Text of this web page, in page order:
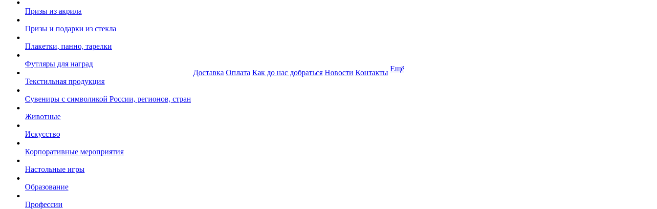
Призы из акрила
Призы и подарки из стекла
Плакетки, панно, тарелки
Футляры для наград
Текстильная продукция
Сувениры с символикой России, регионов, стран
Животные
Искусство
Корпоративные мероприятия
Настольные игры
Образование
Профессии
Доставка Оплата Как до нас добраться Новости Контакты Ещё